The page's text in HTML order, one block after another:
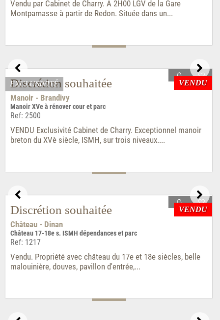
Château - Marzan
Propriétés château et dépendances sur 156Ha vue rivière
sud du Morbihan, entre Nantes et Vannes....
Vendu : Propriété manoir campagne Bretagne sud